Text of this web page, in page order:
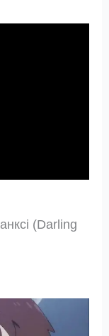
(Darling